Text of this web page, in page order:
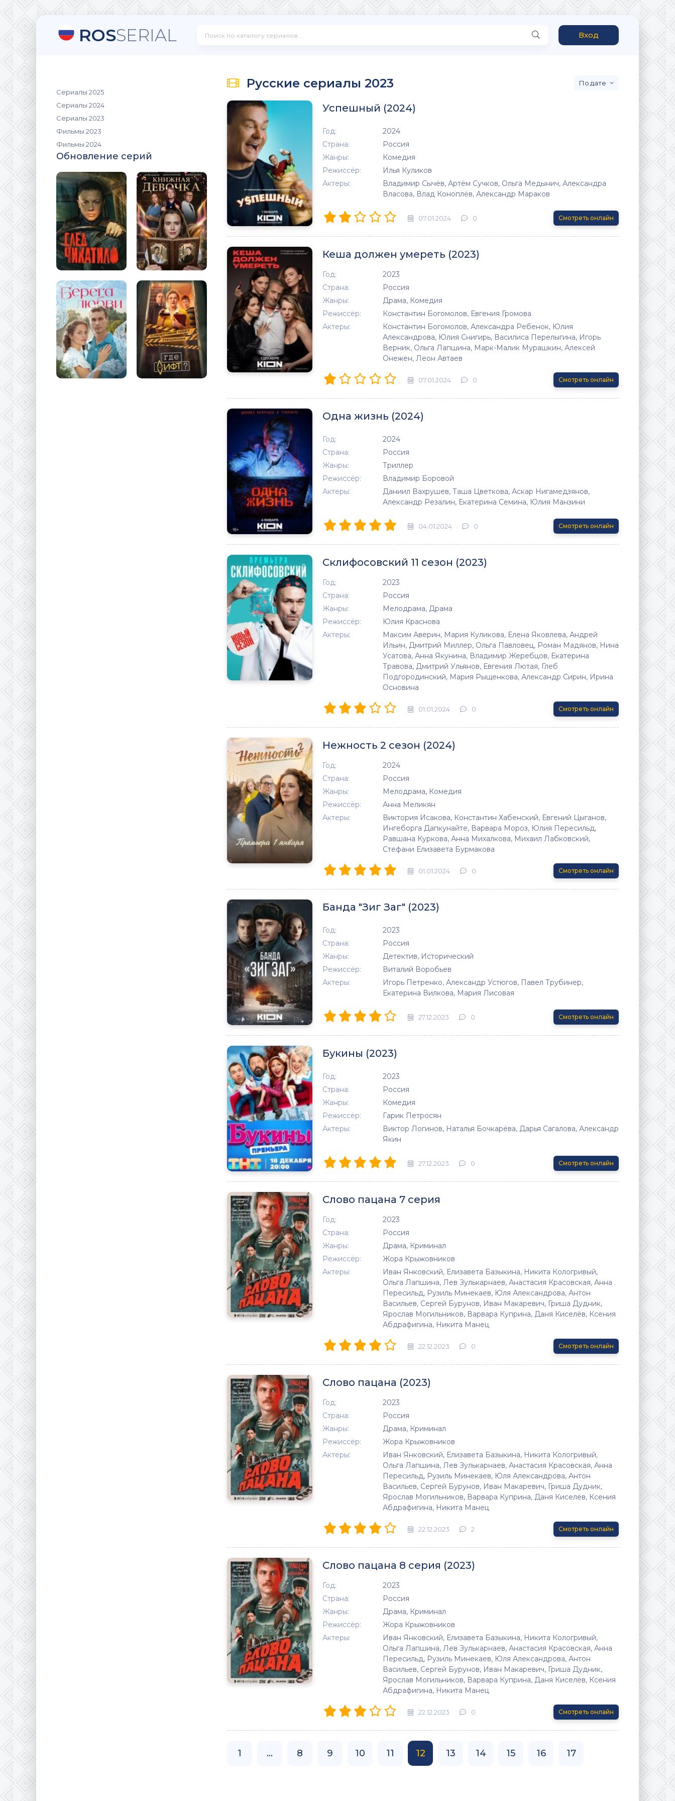
ROSSERIAL Вход
Сериалы 2025
Сериалы 2024
Сериалы 2023
Фильмы 2023
Фильмы 2024
Обновление серий
Русские сериалы 2023 дате
Успешный (2024)
Год:
2024
Страна:
Россия
Жанры:
Комедия
Режиссёр:
Илья Куликов
Актеры:
Владимир Сычёв, Артём Сучков, Ольга Медынич, Александра
Власова, Влад Коноплёв, Александр Мараков
07.01.2024 0 Смотреть онлайн
Кеша должен умереть (2023)
Год:
2023
Страна:
Россия
Жанры:
Драма, Комедия
Режиссёр:
Константин Богомолов, Евгения Громова
Актеры:
Константин Богомолов, Александра Ребенок, Юлия
Александрова, Юлия Снигирь, Василиса Перелыгина, Игорь
Верник, Ольга Лапшина, Марк-Малик Мурашкин, Алексей
Онежен, Леон Автаев
07.01.2024 0 Смотреть онлайн
Одна жизнь (2024)
Год:
2024
Страна:
Россия
Жанры:
Триллер
Режиссёр:
Владимир Боровой
Актеры:
Даниил Вахрушев, Таша Цветкова, Аскар Нигамедзянов,
Александр Резалин, Екатерина Семина, Юлия Манзини
04.01.2024 0 Смотреть онлайн
Склифосовский 11 сезон (2023)
Год:
2023
Страна:
Россия
Жанры:
Мелодрама, Драма
Режиссёр:
Юлия Краснова
Актеры:
Максим Аверин, Мария Куликова, Елена Яковлева, Андрей
Ильин, Дмитрий Миллер, Ольга Павловец, Роман Мадянов, Нина
Усатова, Анна Якунина, Владимир Жеребцов, Екатерина
Травова, Дмитрий Ульянов, Евгения Лютая, Глеб
Подгородинский, Мария Рыщенкова, Александр Сирин, Ирина
Основина
01.01.2024 0 Смотреть онлайн
Нежность 2 сезон (2024)
Год:
2024
Страна:
Россия
Жанры:
Мелодрама, Комедия
Режиссёр:
Анна Меликян
Актеры:
Виктория Исакова, Константин Хабенский, Евгений Цыганов,
Ингеборга Дапкунайте, Варвара Мороз, Юлия Пересильд,
Равшана Куркова, Анна Михалкова, Михаил Лабковский,
Стефани Елизавета Бурмакова
01.01.2024 0 Смотреть онлайн
Банда "Зиг Заг" (2023)
Год:
2023
Страна:
Россия
Жанры:
Детектив, Исторический
Режиссёр:
Виталий Воробьев
Актеры:
Игорь Петренко, Александр Устюгов, Павел Трубинер,
Екатерина Вилкова, Мария Лисовая
27.12.2023 0 Смотреть онлайн
Букины (2023)
Год:
2023
Страна:
Россия
Жанры:
Комедия
Режиссёр:
Гарик Петросян
Актеры:
Виктор Логинов, Наталья Бочкарёва, Дарья Сагалова, Александр
Якин
27.12.2023 0 Смотреть онлайн
Слово пацана 7 серия
Год:
2023
Страна:
Россия
Жанры:
Драма, Криминал
Режиссёр:
Жора Крыжовников
Актеры:
Иван Янковский, Елизавета Базыкина, Никита Кологривый,
Ольга Лапшина, Лев Зулькарнаев, Анастасия Красовская, Анна
Пересильд, Рузиль Минекаев, Юля Александрова, Антон
Васильев, Сергей Бурунов, Иван Макаревич, Гриша Дудник,
Ярослав Могильников, Варвара Куприна, Даня Киселёв, Ксения
Абдрафигина, Никита Манец
22.12.2023 0 Смотреть онлайн
Слово пацана (2023)
Год:
2023
Страна:
Россия
Жанры:
Драма, Криминал
Режиссёр:
Жора Крыжовников
Актеры:
Иван Янковский, Елизавета Базыкина, Никита Кологривый,
Ольга Лапшина, Лев Зулькарнаев, Анастасия Красовская, Анна
Пересильд, Рузиль Минекаев, Юля Александрова, Антон
Васильев, Сергей Бурунов, Иван Макаревич, Гриша Дудник,
Ярослав Могильников, Варвара Куприна, Даня Киселёв, Ксения
Абдрафигина, Никита Манец
22.12.2023 2 Смотреть онлайн
Слово пацана 8 серия (2023)
Год:
2023
Страна:
Россия
Жанры:
Драма, Криминал
Режиссёр:
Жора Крыжовников
Актеры:
Иван Янковский, Елизавета Базыкина, Никита Кологривый,
Ольга Лапшина, Лев Зулькарнаев, Анастасия Красовская, Анна
Пересильд, Рузиль Минекаев, Юля Александрова, Антон
Васильев, Сергей Бурунов, Иван Макаревич, Гриша Дудник,
Ярослав Могильников, Варвара Куприна, Даня Киселёв, Ксения
Абдрафигина, Никита Манец
22.12.2023 0 Смотреть онлайн
1 ... 8 9 10 11 12 13 14 15 16 17